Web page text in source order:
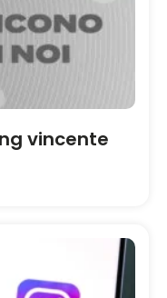
vincente